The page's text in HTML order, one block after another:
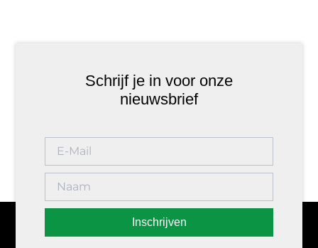
Schrijf je in voor onze
nieuwsbrief
Inschrijven